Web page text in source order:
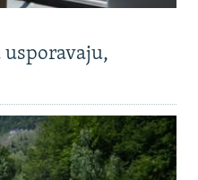
usporavaju,